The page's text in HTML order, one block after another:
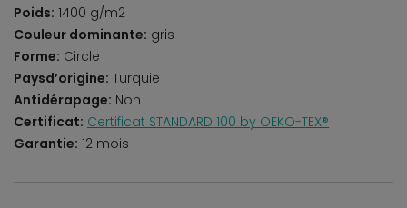
Poids: 1400 g/m2
Couleur dominante: gris
Forme: Circle
Paysd’origine: Turquie
Antidérapage: Non
Certificat: Certificat STANDARD 100 by OEKO-TEX®
Garantie: 12 mois